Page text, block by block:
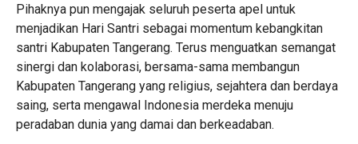
Pihaknya pun mengajak seluruh peserta apel untuk
menjadikan Hari Santri sebagai momentum kebangkitan
santri Kabupaten Tangerang. Terus menguatkan semangat
sinergi dan kolaborasi, bersama-sama membangun
Kabupaten Tangerang yang religius, sejahtera dan berdaya
saing, serta mengawal Indonesia merdeka menuju
peradaban dunia yang damai dan berkeadaban.